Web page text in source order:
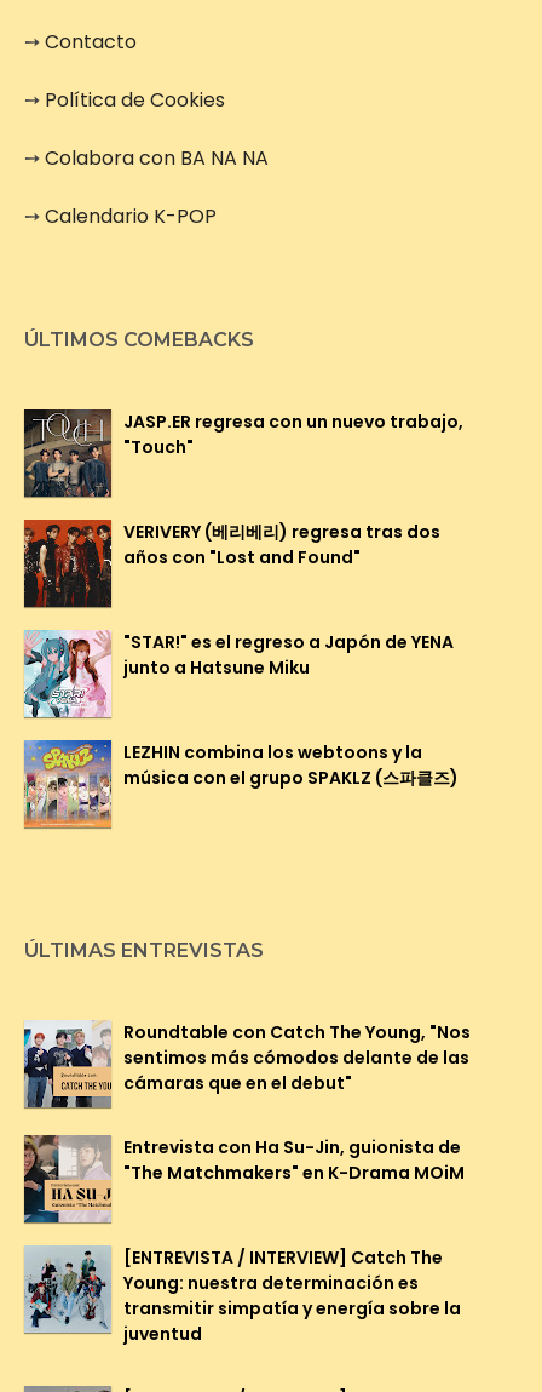
➙Contacto
➙ Política de Cookies
➙Colabora con BA NA NA
➙Calendario K-POP
ÚLTIMOS COMEBACKS
JASP.ER regresa con un nuevo trabajo,
"Touch"
VERIVERY (베리베리) regresa tras dos
años con "Lost and Found"
"STAR!" es el regreso a Japón de YENA
junto a Hatsune Miku
LEZHIN combina los webtoons y la
música con el grupo SPAKLZ (스파클즈)
ÚLTIMAS ENTREVISTAS
Roundtable con Catch The Young, "Nos
sentimos más cómodos delante de las
cámaras que en el debut"
Entrevista con Ha Su-Jin, guionista de
"The Matchmakers" en K-Drama MOiM
[ENTREVISTA / INTERVIEW] Catch The
Young: nuestra determinación es
transmitir simpatía y energía sobre la
juventud